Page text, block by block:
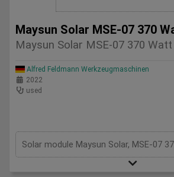
Maysun Solar MSE-07 370
Alfred Feldmann Werkzeugmaschinen
2022
used